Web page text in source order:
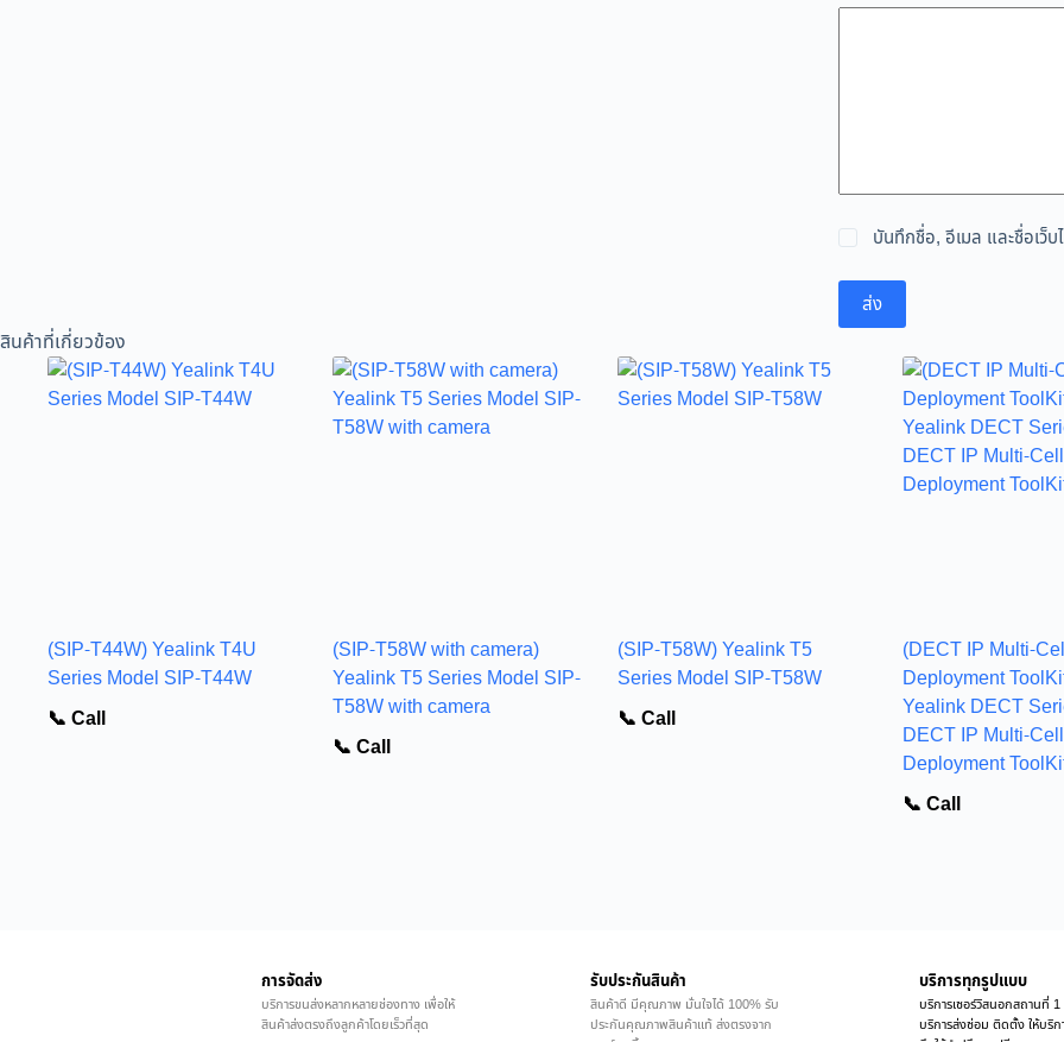
บันทึกชื่อ, อีเมล และชื่อเว็
ส่ง
สินค้าที่เกี่ยวข้อง
(SIP-T44W) Yealink T4U
Series Model SIP-T44W
📞 Call
(SIP-T58W with camera)
Yealink T5 Series Model SIP-
T58W with camera
📞 Call
(SIP-T58W) Yealink T5
Series Model SIP-T58W
📞 Call
(DECT IP Multi-
Deployment
Yealink DECT
DECT IP Multi-Cell
Deployment
📞 Call
การจัดส่ง
บริการขนส่งหลากหลายช่องทาง เพื่อให้
สินค้าส่งตรงถึงลูกค้าโดยเร็วที่สุด
รับประกันสินค้า
สินค้าดี มีคุณภาพ มั่นใจได้ 100% รับ
ประกันคุณภาพสินค้าแท้ ส่งตรงจาก
บริการทุกรูปแบบ
บริการเซอร์วิสนอกสถานที่
บริการส่งซ่อม ติดตั้ง ให้บริก